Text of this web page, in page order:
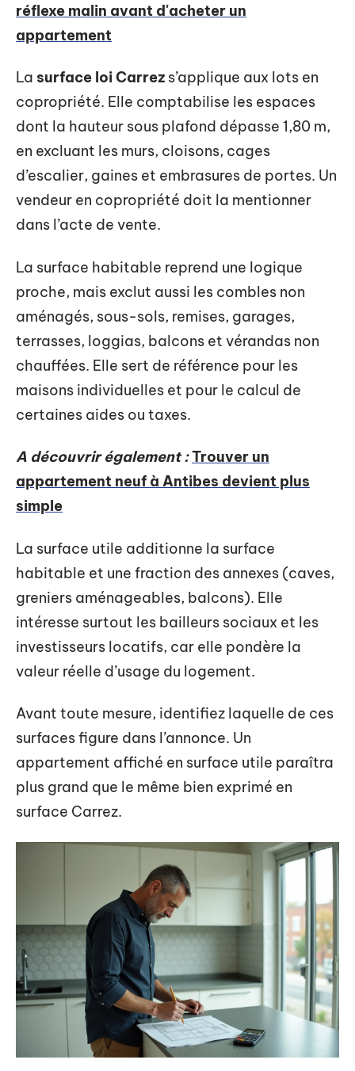
réflexe malin avant d'acheter un
appartement
La surface loi Carrez s’applique aux lots en
copropriété. Elle comptabilise les espaces
dont la hauteur sous plafond dépasse 1,80 m,
en excluant les murs, cloisons, cages
d’escalier, gaines et embrasures de portes. Un
vendeur en copropriété doit la mentionner
dans l’acte de vente.
La surface habitable reprend une logique
proche, mais exclut aussi les combles non
aménagés, sous-sols, remises, garages,
terrasses, loggias, balcons et vérandas non
chauffées. Elle sert de référence pour les
maisons individuelles et pour le calcul de
certaines aides ou taxes.
A découvrir également :Trouver un
appartement neuf à Antibes devient plus
simple
La surface utile additionne la surface
habitable et une fraction des annexes (caves,
greniers aménageables, balcons). Elle
intéresse surtout les bailleurs sociaux et les
investisseurs locatifs, car elle pondère la
valeur réelle d’usage du logement.
Avant toute mesure, identifiez laquelle de ces
surfaces figure dans l’annonce. Un
appartement affiché en surface utile paraîtra
plus grand que le même bien exprimé en
surface Carrez.